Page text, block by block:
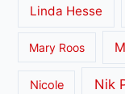
Linda Hesse
Mary Roos
Nicole Nik